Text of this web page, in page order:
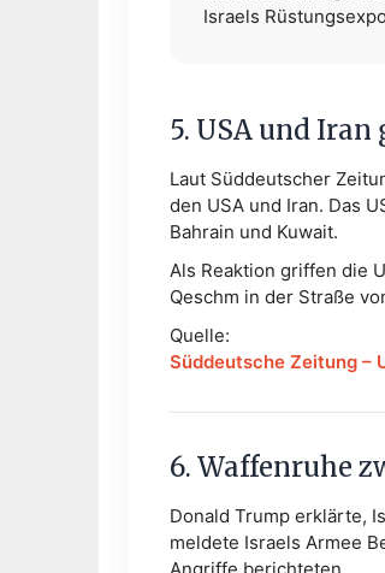
Israels
5. USA und
Laut Süddeutscher
den USA und Iran. Das
Bahrain und Kuwait.
Als Reaktion griffen die
Qeschm in der Straße
Quelle:
Süddeutsche Zeitung –
6. Waffenruhe
Donald Trump erklärte,
meldete Israels Armee